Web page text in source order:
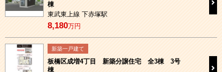
棟
東武東上線 下赤塚駅
8,180万円
新築一戸建て
板橋区成増4丁目 新築分譲住宅 全3棟 3号
棟